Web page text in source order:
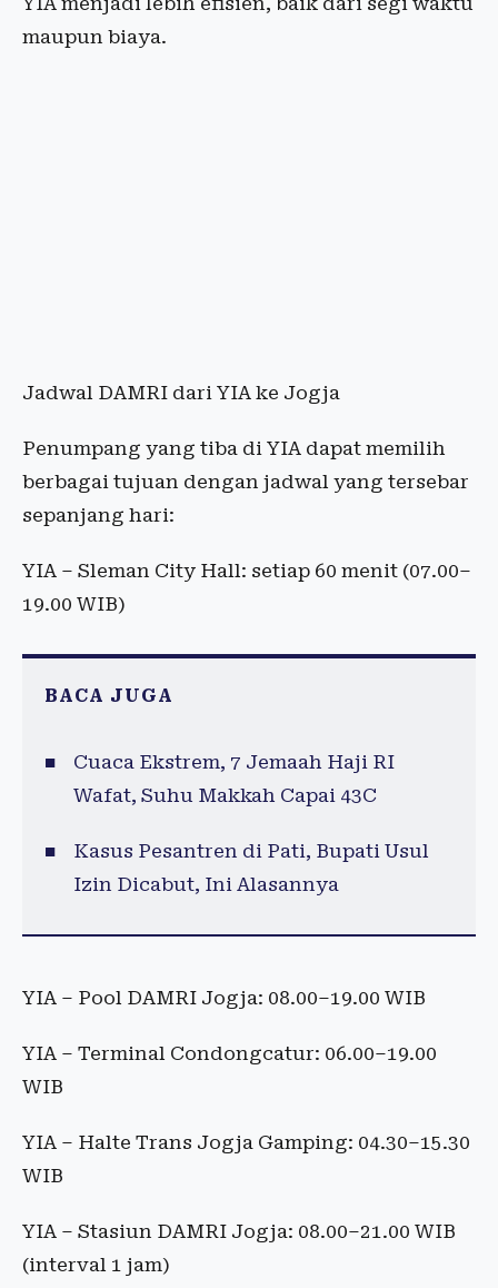
maupun biaya.
Jadwal DAMRI dari YIA ke Jogja
Penumpang yang tiba di YIA dapat memilih
berbagai tujuan dengan jadwal yang tersebar
sepanjang hari:
YIA – Sleman City Hall: setiap 60 menit (07.00–
19.00 WIB)
BACA JUGA
Cuaca Ekstrem, 7 Jemaah Haji RI
Wafat, Suhu Makkah Capai 43C
Kasus Pesantren di Pati, Bupati Usul
Izin Dicabut, Ini Alasannya
YIA – Pool DAMRI Jogja: 08.00–19.00 WIB
YIA – Terminal Condongcatur: 06.00–19.00
WIB
YIA – Halte Trans Jogja Gamping: 04.30–15.30
WIB
YIA – Stasiun DAMRI Jogja: 08.00–21.00 WIB
(interval 1 jam)